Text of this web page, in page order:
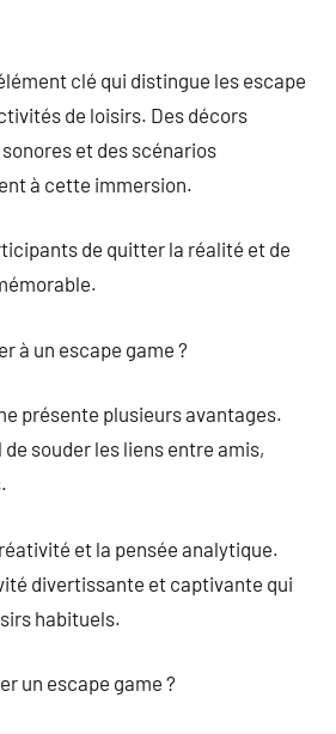
clé qui distingue les escape
de loisirs. Des décors
et des scénarios
à cette immersion.
de quitter la réalité et de
à un escape game ?
présente plusieurs avantages.
de souder les liens entre amis,
et la pensée analytique.
divertissante et captivante qui
habituels.
un escape game ?